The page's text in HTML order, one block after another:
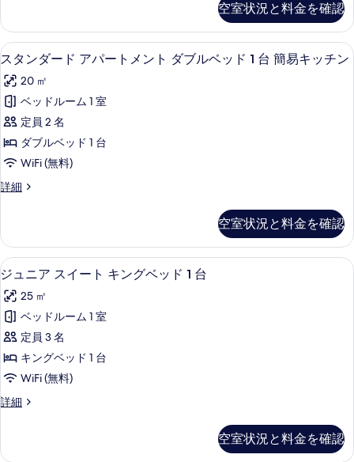
る
べ
て
の
写
真
を
表
示
す
詳
細
シ
ン
グ
ル
ベ
ッ
ド
1
台
コ
ニ
ー
の
す
べ
て
の
写
を
ー
ド
ル
ム
シ
ン
グ
ル
ベ
ッ
ド
ル
コ
ニ
ー
の
詳
細
空室状況と料金を確認
ス
タ
ン
ダ
ー
ド
パ
ト
メ
ン
ト
ダ
ブ
ル
ベ
ッ
防音設備、アイロン / アイロン台、
8
スタンダード アパートメント ダブルベッド 1 台 簡易キッチン
20 ㎡
ベッドルーム 1 室
定員 2 名
ダブルベッド 1 台
WiFi (無料)
詳細
ス
ー
ド
ア
ー
ト
メ
ン
ト
ダ
ブ
ル
1
空室状況と料金を確認
ジ
ュ
ニ
ア
ス
イ
ト
ン
ジュニア スイート キングベッド 1
10
ジュニア スイート キングベッド 1 台
25 ㎡
ベッドルーム 1 室
定員 3 名
キングベッド 1 台
WiFi (無料)
詳細
ジ
ス
空室状況と料金を確認